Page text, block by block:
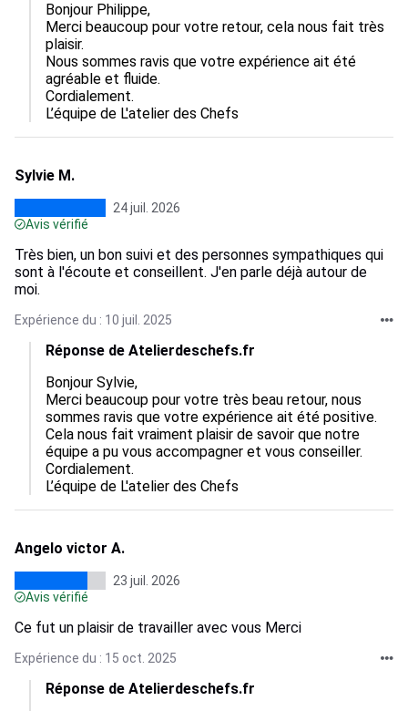
Bonjour Philippe,
Merci beaucoup pour votre retour, cela nous fait très
plaisir.
Nous sommes ravis que votre expérience ait été
agréable et fluide.
Cordialement.
L’équipe de L'atelier des Chefs
Sylvie M.
24 juil. 2026
Avis vérifié
Très bien, un bon suivi et des personnes sympathiques qui
sont à l'écoute et conseillent. J'en parle déjà autour de
moi.
Expérience du : 10 juil. 2025
Réponse de Atelierdeschefs.fr
Bonjour Sylvie,
Merci beaucoup pour votre très beau retour, nous
sommes ravis que votre expérience ait été positive.
Cela nous fait vraiment plaisir de savoir que notre
équipe a pu vous accompagner et vous conseiller.
Cordialement.
L’équipe de L'atelier des Chefs
Angelo victor A.
23 juil. 2026
Avis vérifié
Ce fut un plaisir de travailler avec vous Merci
Expérience du : 15 oct. 2025
Réponse de Atelierdeschefs.fr